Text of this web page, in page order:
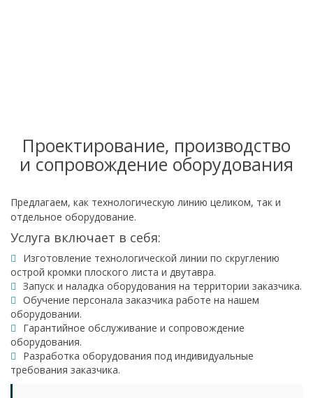
Проектирование, производство
и сопровождение оборудования
Предлагаем, как технологическую линию целиком, так и
отдельное оборудование.
Услуга включает в себя:
Изготовление технологической линии по скруглению
острой кромки плоского листа и двутавра.
Запуск и наладка оборудования на территории заказчика.
Обучение персонала заказчика работе на нашем
оборудовании.
Гарантийное обслуживание и сопровождение
оборудования.
Разработка оборудования под индивидуальные
требования заказчика.